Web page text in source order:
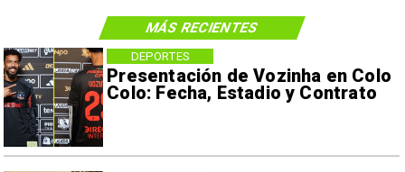
Presentación de Vozinha en Colo
Colo: Fecha, Estadio y Contrato
DEPORTES
MÁS RECIENTES